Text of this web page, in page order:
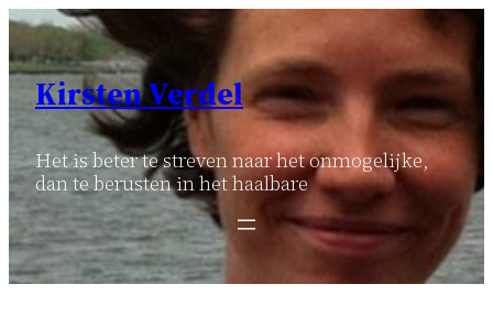
Ga
naar
inhoud
Kirsten Verdel
Het is beter te streven naar het onmogelijke,
dan te berusten in het haalbare